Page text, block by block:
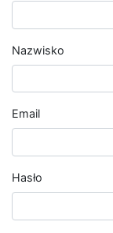
Nazwisko
Email
Hasło